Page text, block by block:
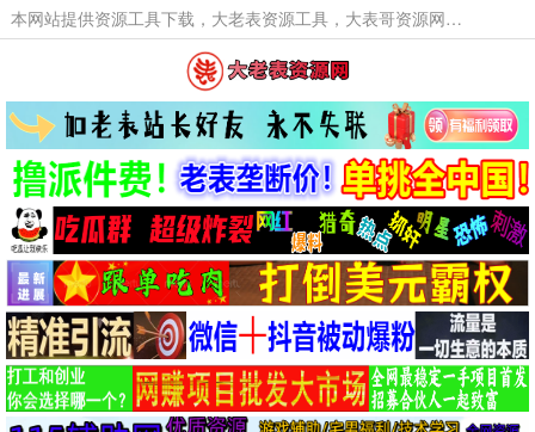
本网站提供资源工具下载，大老表资源工具，大表哥资源网软件工具，大老表资源下载，活动线报福利资源分享,活动线报，大型网游经典游戏，网络热门技术游戏辅助交流与分享。